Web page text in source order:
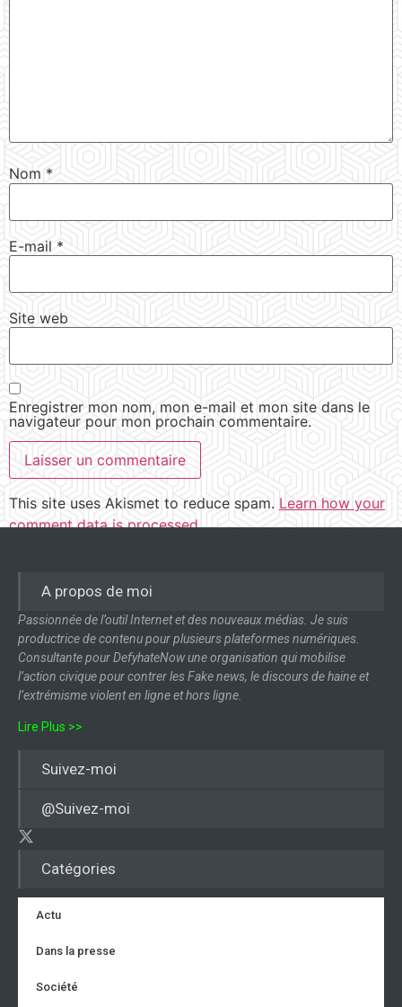
Nom *
E-mail *
Site web
Enregistrer mon nom, mon e-mail et mon site dans le
navigateur pour mon prochain commentaire.
This site uses Akismet to reduce spam. Learn how your
comment data is processed.
Catégories
Actu
Dans la presse
Société
A propos de moi
Passionnée de l’outil Internet et des nouveaux médias. Je suis
productrice de contenu pour plusieurs plateformes numériques.
Consultante pour DefyhateNow une organisation qui mobilise
l’action civique pour contrer les Fake news, le discours de haine et
l’extrémisme violent en ligne et hors ligne.
Lire Plus >>
Suivez-moi
@Suivez-moi